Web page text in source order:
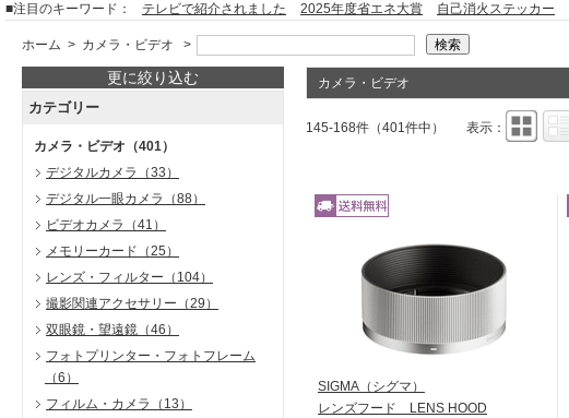
■注目のキーワード： テレビで紹介されました 2025年度省エネ大賞 自己消火ステッカー
ホーム > カメラ・ビデオ >
更に絞り込む
カテゴリー
カメラ・ビデオ （401）
デジタルカメラ
（33）
デジタル一眼カメラ
（88）
ビデオカメラ
（41）
メモリーカード （25）
レンズ・フィルター （104）
撮影関連アクセサリー （29）
双眼鏡・望遠鏡 （46）
フォトプリンター・フォトフレーム
（6）
フィルム・カメラ
（13）
カメラ・ビデオ
145-168件（401件中） 表示：
SIGMA（シグマ）
レンズフード LENS HOOD